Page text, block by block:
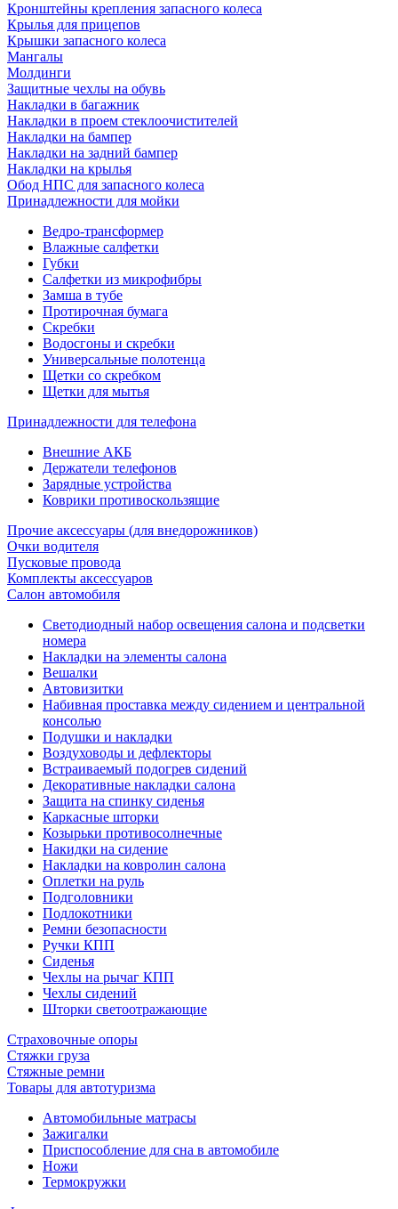
Кронштейны крепления запасного колеса
Крылья для прицепов
Крышки запасного колеса
Мангалы
Молдинги
Защитные чехлы на обувь
Накладки в багажник
Накладки в проем стеклоочистителей
Накладки на бампер
Накладки на задний бампер
Накладки на крылья
Обод НПС для запасного колеса
Принадлежности для мойки
Ведро-трансформер
Влажные салфетки
Губки
Салфетки из микрофибры
Замша в тубе
Протирочная бумага
Скребки
Водосгоны и скребки
Универсальные полотенца
Щетки со скребком
Щетки для мытья
Принадлежности для телефона
Внешние АКБ
Держатели телефонов
Зарядные устройства
Коврики противоскользящие
Прочие аксессуары (для внедорожников)
Очки водителя
Пусковые провода
Комплекты аксессуаров
Салон автомобиля
Светодиодный набор освещения салона и подсветки
номера
Накладки на элементы салона
Вешалки
Автовизитки
Набивная проставка между сидением и центральной
консолью
Подушки и накладки
Воздуховоды и дефлекторы
Встраиваемый подогрев сидений
Декоративные накладки салона
Защита на спинку сиденья
Каркасные шторки
Козырьки противосолнечные
Накидки на сидение
Накладки на ковролин салона
Оплетки на руль
Подголовники
Подлокотники
Ремни безопасности
Ручки КПП
Сиденья
Чехлы на рычаг КПП
Чехлы сидений
Шторки светоотражающие
Страховочные опоры
Стяжки груза
Стяжные ремни
Товары для автотуризма
Автомобильные матрасы
Зажигалки
Приспособление для сна в автомобиле
Ножи
Термокружки